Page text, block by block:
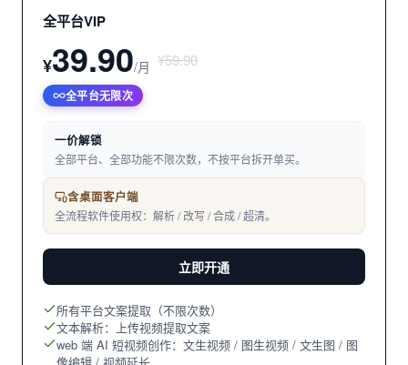
全平台VIP
¥39.90/月 ¥59.90
全平台无限次
一价解锁
全部平台、全部功能不限次数，不按平台拆开单买。
含桌面客户端
全流程软件使用权：解析 / 改写 / 合成 / 超清。
立即开通
所有平台文案提取（不限次数）
文本解析：上传视频提取文案
web 端 AI 短视频创作：文生视频 / 图生视频 / 文生图 / 图